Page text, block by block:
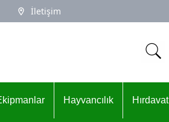
İletişim
Hayvancılık Hırdavat